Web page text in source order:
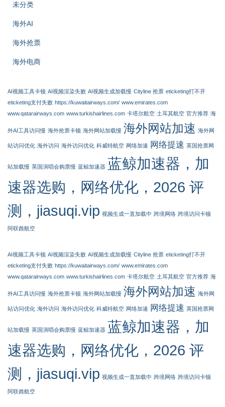
未分类
海外AI
海外抢票
海外电商
AI视频工具卡顿 AI视频渲染失败 AI视频生成加载慢 Cityline 抢票 eticketing打不开
eticketing支付失败 https://kuwaitairways.com/ www.emirates.com
www.qatarairways.com www.turkishairlines.com 卡塔尔航空 土耳其航空 官方推荐 海
外AI工具访问慢 海外抢票卡顿 海外网站加载慢 海外网站加速 海外网
站访问优化 海外访问 海外访问优化 科威特航空 网络加速 网络提速 英国抢票网
站加载慢 英国演唱会购票慢 蓝鲸加速器 蓝鲸加速器，加
速器选购，网络优化，2026 评
测，jiasuqi.vip 视频生成一直加载中 跨境网络 跨境访问卡顿
阿联酋航空
AI视频工具卡顿 AI视频渲染失败 AI视频生成加载慢 Cityline 抢票 eticketing打不开
eticketing支付失败 https://kuwaitairways.com/ www.emirates.com
www.qatarairways.com www.turkishairlines.com 卡塔尔航空 土耳其航空 官方推荐 海
外AI工具访问慢 海外抢票卡顿 海外网站加载慢 海外网站加速 海外网
站访问优化 海外访问 海外访问优化 科威特航空 网络加速 网络提速 英国抢票网
站加载慢 英国演唱会购票慢 蓝鲸加速器 蓝鲸加速器，加
速器选购，网络优化，2026 评
测，jiasuqi.vip 视频生成一直加载中 跨境网络 跨境访问卡顿
阿联酋航空